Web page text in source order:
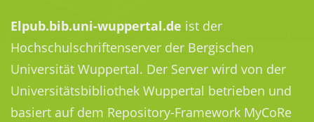
Elpub.bib.uni-wuppertal.de ist der
Hochschulschriftenserver der Bergischen
Universität Wuppertal. Der Server wird von der
Universitätsbibliothek Wuppertal betrieben und
basiert auf dem Repository-Framework MyCoRe